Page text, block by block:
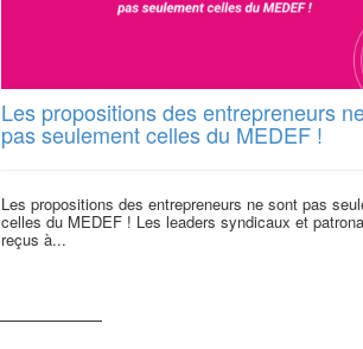
Les propositions des entrepreneurs
pas seulement celles du MEDEF !
Les propositions des entrepreneurs ne sont pas
celles du MEDEF ! Les leaders syndicaux et
reçus à...